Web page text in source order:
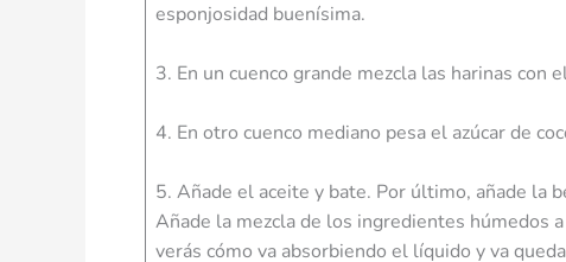
esponjosidad buenísima.
3. En un cuenco grande mezcla las harinas
4. En otro cuenco mediano pesa el azúcar de
5. Añade el aceite y bate. Por último, añade la
Añade la mezcla de los ingredientes húmedos
verás cómo va absorbiendo el líquido y va